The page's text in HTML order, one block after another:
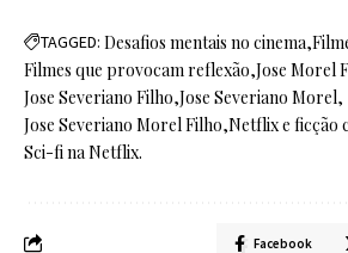
TAGGED: Desafios mentais no cinema
Filmes que provocam reflexão Jose Morel
Jose Severiano Filho Jose Severiano Morel
Jose Severiano Morel Filho Netflix e ficção
Sci-fi na Netflix.
Facebook